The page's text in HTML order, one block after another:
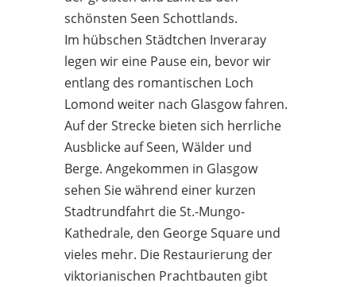
schönsten Seen Schottlands.
Im hübschen Städtchen Inveraray
legen wir eine Pause ein, bevor wir
entlang des romantischen Loch
Lomond weiter nach Glasgow fahren.
Auf der Strecke bieten sich herrliche
Ausblicke auf Seen, Wälder und
Berge. Angekommen in Glasgow
sehen Sie während einer kurzen
Stadtrundfahrt die St.-Mungo-
Kathedrale, den George Square und
vieles mehr. Die Restaurierung der
viktorianischen Prachtbauten gibt